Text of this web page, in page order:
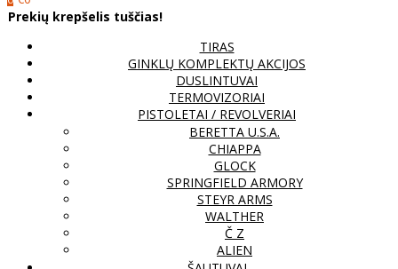
Prekių krepšelis tuščias!
TIRAS
GINKLŲ KOMPLEKTŲ AKCIJOS
DUSLINTUVAI
TERMOVIZORIAI
PISTOLETAI / REVOLVERIAI
BERETTA U.S.A.
CHIAPPA
GLOCK
SPRINGFIELD ARMORY
STEYR ARMS
WALTHER
Č Z
ALIEN